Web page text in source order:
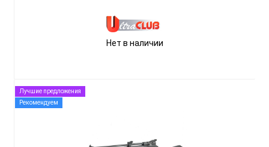
Нет в наличии
Лучшие предложения
Рекомендуем